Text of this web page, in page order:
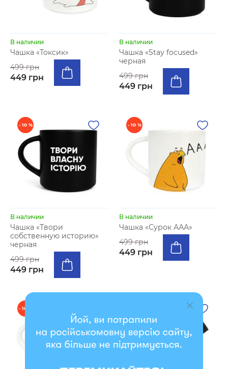
В наличии
Чашка «Токсик»
499 грн
449 грн
В наличии
Чашка «Stay focused»
черная
499 грн
449 грн
- 10 %
В наличии
Чашка «Твори
собственную историю»
черная
499 грн
449 грн
- 10 %
В наличии
Чашка «Сурок ААА»
499 грн
449 грн
- 10 %